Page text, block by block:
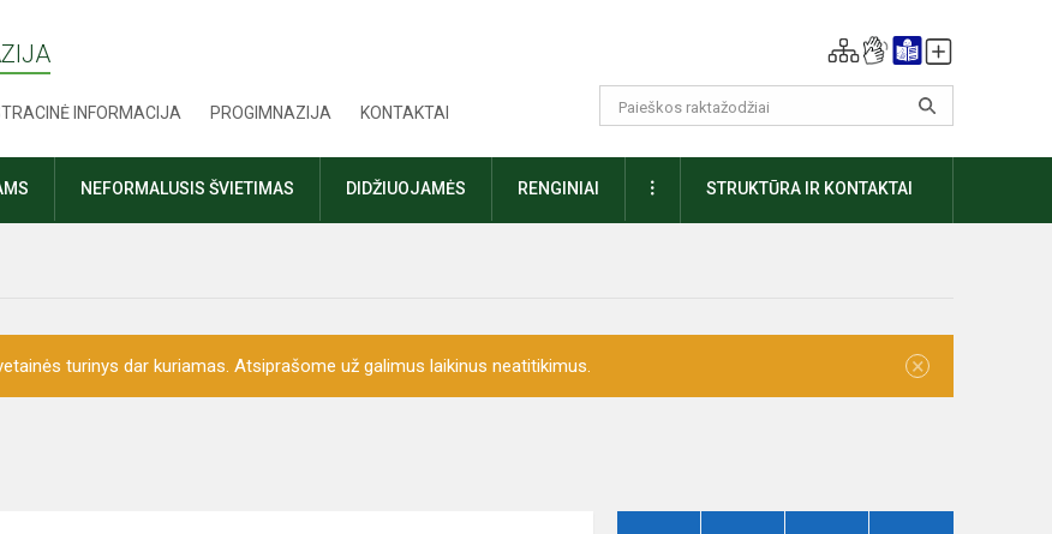
INFORMACIJA PROGIMNAZIJA KONTAKTAI
NEFORMALUSIS ŠVIETIMAS DIDŽIUOJAMĖS RENGINIAI DAUGIAUSTRUKTŪRA IR KONTAKTAI
turinys dar kuriamas. Atsiprašome už galimus laikinus neatitikimus. ×